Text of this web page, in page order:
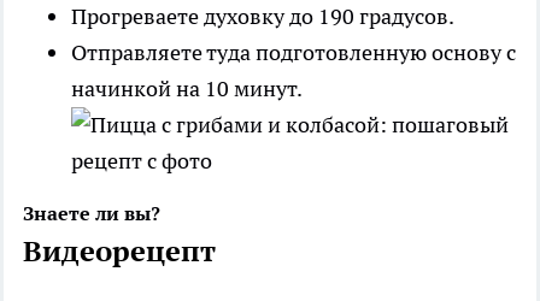
Прогреваете духовку до 190 градусов.
Отправляете туда подготовленную основу с
начинкой на 10 минут.
Знаете ли вы?
Видеорецепт